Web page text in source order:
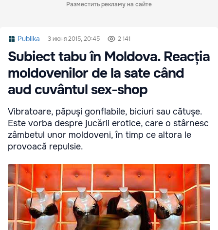
Разместить рекламу на сайте
Publika 3 июня 2015, 20:45 2 141
Subiect tabu în Moldova. Reacția
moldovenilor de la sate când
aud cuvântul sex-shop
Vibratoare, păpuşi gonflabile, biciuri sau cătuşe.
Este vorba despre jucării erotice, care o stârnesc
zâmbetul unor moldoveni, în timp ce altora le
provoacă repulsie.